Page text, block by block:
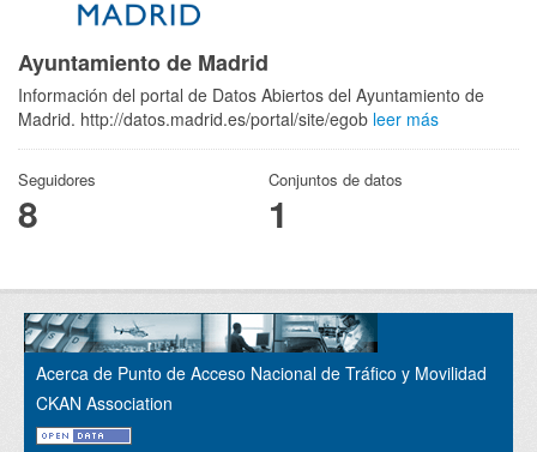
Ayuntamiento de Madrid
Información del portal de Datos Abiertos del Ayuntamiento de
Madrid. http://datos.madrid.es/portal/site/egob leer más
Seguidores
8
Conjuntos de datos
1
Acerca de Punto de Acceso Nacional de Tráfico y Movilidad
CKAN Association